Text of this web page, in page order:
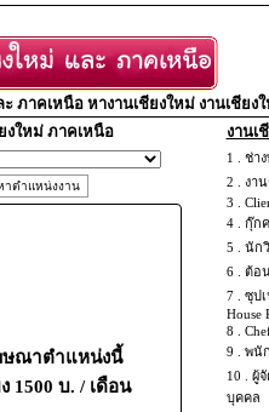
ะ ภาคเหนือ หางานเชียงใหม่ งานเชียง
งใหม่ ภาคเหนือ
ษณาตำแหน่งนี้
1500 บ. / เดือน
งานเ
1 . ช่า
2 . งา
3 .
4 . กุ๊ก
5 . นัก
6 . ต้อ
7 . ซุป
House
8 .
9 . พนั
10 . ผู้
บุคคล